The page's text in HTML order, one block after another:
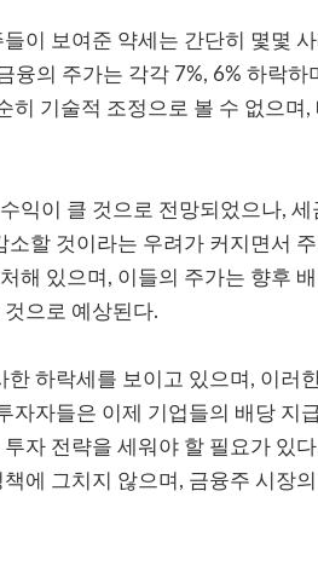
이 보여준 약세는 간단히 몇몇
융의 주가는 각각 7%, 6% 하락하
히 기술적 조정으로 볼 수 없으며
익이 클 것으로 전망되었으나, 세
할 것이라는 우려가 커지면서 주
해 있으며, 이들의 주가는 향후
으로 예상된다.
하락세를 보이고 있으며, 이러
자자들은 이제 기업들의 배당 지
자 전략을 세워야 할 필요가 있
에 그치지 않으며, 금융주 시장